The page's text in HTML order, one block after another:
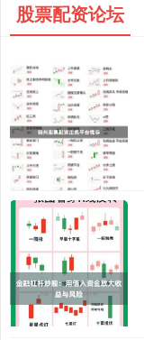
股票配资论坛